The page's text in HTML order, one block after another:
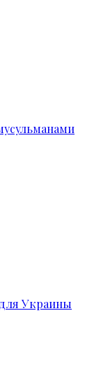
Украины